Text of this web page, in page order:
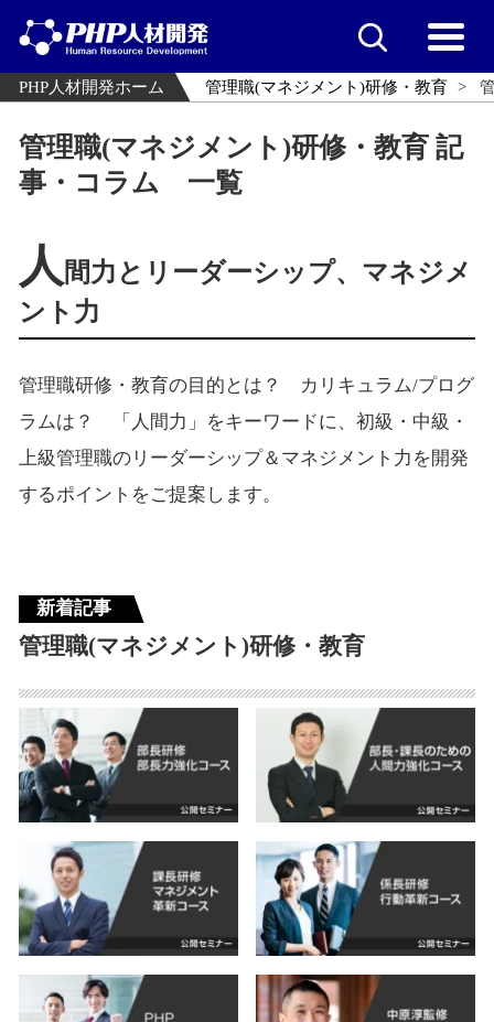
PHP人材開発ホーム 管理職(マネジメント)研修・教育
管理職(マネジメント)研修・教育 記
事・コラム 一覧
人 間力とリーダーシップ、マネジメ
ント力
管理職研修・教育の目的とは？ カリキュラム/プログ
ラムは？ 「人間力」をキーワードに、初級・中級・
上級管理職のリーダーシップ＆マネジメント力を開発
するポイントをご提案します。
新着記事
管理職(マネジメント)研修・教育